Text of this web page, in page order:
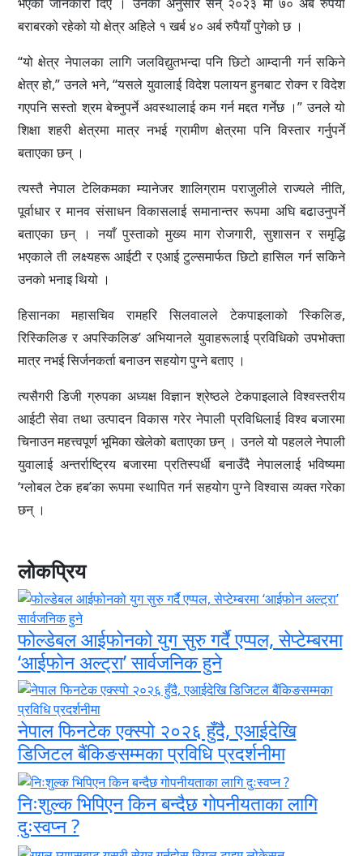
बराबरको रहेको यो क्षेत्र अहिले १ खर्ब ४० अर्ब रुपैयाँ पुगेको छ ।
“यो क्षेत्र नेपालका लागि जलविद्युतभन्दा पनि छिटो आम्दानी गर्न सकिने
क्षेत्र हो,” उनले भने, “यसले युवालाई विदेश पलायन हुनबाट रोक्न र विदेश
गएपनि सस्तो श्रम बेच्नुपर्ने अवस्थालाई कम गर्न मद्दत गर्नेछ ।” उनले यो
शिक्षा शहरी क्षेत्रमा मात्र नभई ग्रामीण क्षेत्रमा पनि विस्तार गर्नुपर्ने
बताएका छन् ।
त्यस्तै नेपाल टेलिकमका म्यानेजर शालिग्राम पराजुलीले राज्यले नीति,
पूर्वाधार र मानव संसाधन विकासलाई समानान्तर रूपमा अघि बढाउनुपर्ने
बताएका छन् । नयाँ पुस्ताको मुख्य माग रोजगारी, सुशासन र समृद्धि
भएकाले ती लक्ष्यहरू आईटी र एआई टुल्समार्फत छिटो हासिल गर्न सकिने
उनको भनाइ थियो ।
हिसानका महासचिव रामहरि सिलवालले टेकपाइलाको ‘स्किलिङ,
रिस्किलिङ र अपस्किलिङ’ अभियानले युवाहरूलाई प्रविधिको उपभोक्ता
मात्र नभई सिर्जनकर्ता बनाउन सहयोग पुग्ने बताए ।
त्यसैगरी डिजी ग्रुपका अध्यक्ष विज्ञान श्रेष्ठले टेकपाइलाले विश्वस्तरीय
आईटी सेवा तथा उत्पादन विकास गरेर नेपाली प्रविधिलाई विश्व बजारमा
चिनाउन महत्त्वपूर्ण भूमिका खेलेको बताएका छन् । उनले यो पहलले नेपाली
युवालाई अन्तर्राष्ट्रिय बजारमा प्रतिस्पर्धी बनाउँदै नेपाललाई भविष्यमा
‘ग्लोबल टेक हब’का रूपमा स्थापित गर्न सहयोग पुग्ने विश्वास व्यक्त गरेका
छन् ।
लोकप्रिय
फोल्डेबल आईफोनको युग सुरु गर्दै एप्पल, सेप्टेम्बरमा
‘आईफोन अल्ट्रा’ सार्वजनिक हुने
नेपाल फिनटेक एक्स्पो २०२६ हुँदै, एआईदेखि
डिजिटल बैंकिङसम्मका प्रविधि प्रदर्शनीमा
निःशुल्क भिपिएन किन बन्दैछ गोपनीयताका लागि
दुःस्वप्न ?